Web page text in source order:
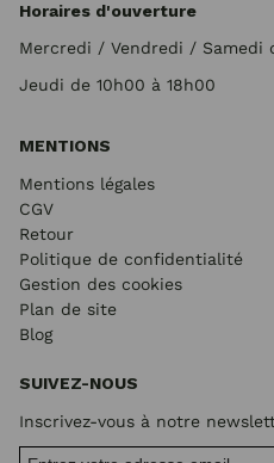
Horaires d'ouverture
Mercredi / Vendredi / Samedi
Jeudi de 10h00 à 18h00
MENTIONS
Mentions légales
CGV
Retour
Politique de confidentialité
Gestion des cookies
Plan de site
Blog
SUIVEZ-NOUS
Inscrivez-vous à notre